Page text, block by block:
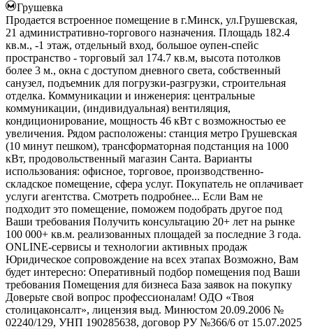
Грушевка
Продается встроенное помещение в г.Минск, ул.Грушевская,
21 административно-торгового назначения. Площадь 182.4
кв.м., -1 этаж, отдельный вход, большое оупен-спейс
пространство - торговый зал 174.7 кв.м, высота потолков
более 3 м., окна с доступом дневного света, собственный
санузел, подъемник для погрузки-разгрузки, строительная
отделка. Коммуникации и инженерия: центральные
коммуникации, (индивидуальная) вентиляция,
кондиционирование, мощность 46 кВт с возможностью ее
увеличения. Рядом расположены: станция метро Грушевская
(10 минут пешком), трансформаторная подстанция на 1000
кВт, продовольственный магазин Санта. Варианты
использования: офисное, торговое, производственно-
складское помещение, сфера услуг. Покупатель не оплачивает
услуги агентства. Смотреть подробнее... Если Вам не
подходит это помещение, поможем подобрать другое под
Ваши требования Получить консультацию 20+ лет на рынке
100 000+ кв.м. реализованных площадей за последние 3 года.
ONLINE-сервисы и технологии активных продаж
Юридическое сопровождение на всех этапах Возможно, Вам
будет интересно: Оперативный подбор помещения под Ваши
требования Помещения для бизнеса База заявок на покупку
Доверьте свой вопрос профессионалам! ОДО «Твоя
столицаконсалт», лицензия выд. Минюстом 20.09.2006 №
02240/129, УНП 190285638, договор РУ №366/6 от 15.07.2025